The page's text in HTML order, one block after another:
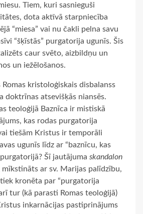
Tiem, kuri sasnieguši
dota aktīvā starpniecība
“miesa” vai nu čakli pelna savu
“šķīstās” purgatorija ugunīs. Šis
caur svēto, aizbildņu un
un iežēlošanos.
Romas kristoloģiskais disbalanss
doktrīnas atsevišķās niansēs.
teoloģijā Baznīca ir mistiskā
kas rodas purgatorija
tiešām Kristus ir temporāli
ugunīs līdz ar “baznīcu, kas
Šī jautājuma skandalon
mīkstināts ar sv. Marijas palīdzību,
kronēta par “purgatorija
tur (kā parasti Romas teoloģijā)
inkarnācijas pastiprinājums